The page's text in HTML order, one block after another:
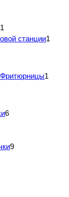
1
станции1
Фритюрницы1
6
9